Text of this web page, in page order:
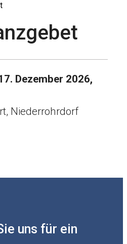
Dezember 2026,
Niederrohrdorf
uns für ein